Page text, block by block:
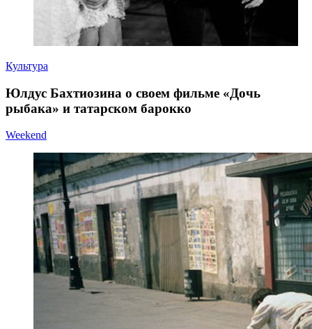
Культура
Юлдус Бахтиозина о своем фильме «Дочь
рыбака» и татарском барокко
Weekend